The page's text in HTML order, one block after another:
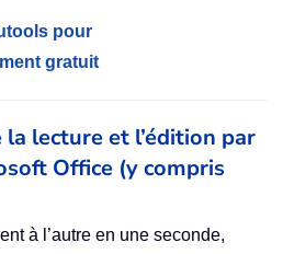
pour
gratuit
la lecture et l’édition par
Office (y compris
à l’autre en une seconde,